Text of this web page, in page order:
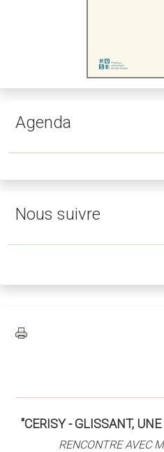
"CERISY - GLISSANT,
RENCONTRE AVEC
Agenda
Nous suivre